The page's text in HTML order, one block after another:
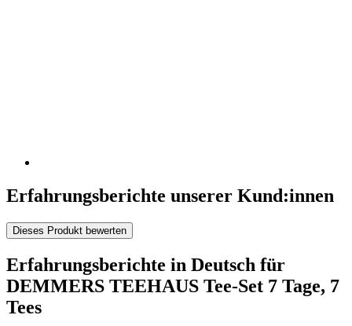
Erfahrungsberichte unserer Kund:innen
Dieses Produkt bewerten
Erfahrungsberichte in Deutsch für
DEMMERS TEEHAUS Tee-Set 7 Tage, 7
Tees